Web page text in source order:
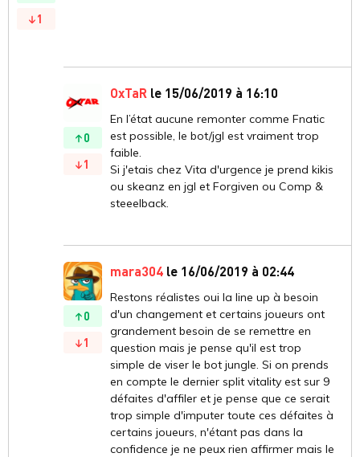
1
0
1
OxTaR le 15/06/2019 à 16:10
En l’état aucune remonter comme Fnatic
est possible, le bot/jgl est vraiment trop
faible.
Si j'etais chez Vita d'urgence je prend kikis
ou skeanz en jgl et Forgiven ou Comp &
steeelback.
0
1
mara304 le 16/06/2019 à 02:44
Restons réalistes oui la line up à besoin
d'un changement et certains joueurs ont
grandement besoin de se remettre en
question mais je pense qu'il est trop
simple de viser le bot jungle. Si on prends
en compte le dernier split vitality est sur 9
défaites d'affiler et je pense que ce serait
trop simple d'imputer toute ces défaites à
certains joueurs, n'étant pas dans la
confidence je ne peux rien affirmer mais le